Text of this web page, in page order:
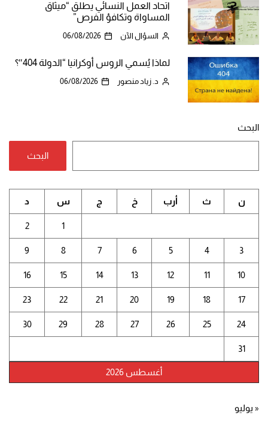
اتحاد العمل النسائي يطلق “ميثاق
المساواة وتكافؤ الفرص”
السؤال الآن 06/08/2026
لماذا يُسمي الروس أوكرانيا “الدولة 404″؟
د. زياد منصور 06/08/2026
البحث
البحث
أغسطس 2026
ن ث أرب خ ج س د
1
2
3
4
5
6
7
8
9
10
11
12
13
14
15
16
17
18
19
20
21
22
23
24
25
26
27
28
29
30
31
« يوليو